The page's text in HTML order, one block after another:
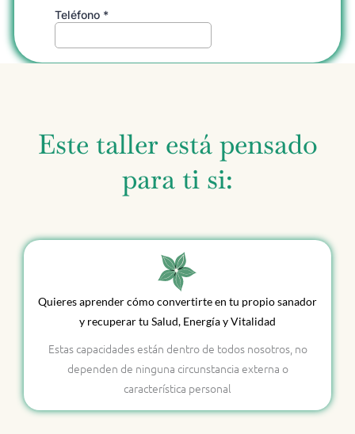
Este taller está pensado
para ti si:
Quieres aprender cómo convertirte en tu propio sanador
y recuperar tu Salud, Energía y Vitalidad
Estas capacidades están dentro de todos nosotros, no
dependen de ninguna circunstancia externa o
característica personal